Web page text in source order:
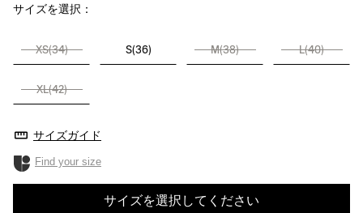
サイズを選択：
XS(34) S(36) M(38) L(40)
XL(42)
サイズガイド
Find your size
サイズを選択してください